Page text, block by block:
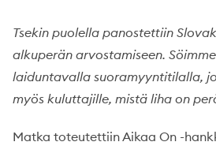
Tsekin puolella panostettiin
alkuperän arvostamiseen.
laiduntavalla suoramyyntitilalla,
myös kuluttajille, mistä liha on
Matka toteutettiin Aikaa On -